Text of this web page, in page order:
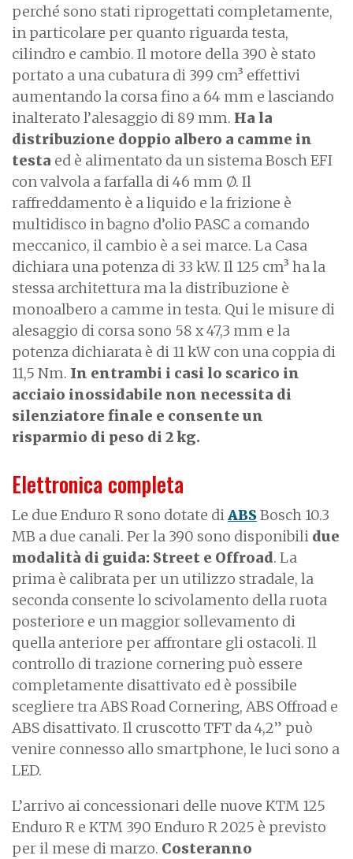
perché sono stati riprogettati completamente,
in particolare per quanto riguarda testa,
cilindro e cambio. Il motore della 390 è stato
portato a una cubatura di 399 cm³ effettivi
aumentando la corsa fino a 64 mm e lasciando
inalterato l’alesaggio di 89 mm. Ha la
distribuzione doppio albero a camme in
testa ed è alimentato da un sistema Bosch EFI
con valvola a farfalla di 46 mm Ø. Il
raffreddamento è a liquido e la frizione è
multidisco in bagno d’olio PASC a comando
meccanico, il cambio è a sei marce. La Casa
dichiara una potenza di 33 kW. Il 125 cm³ ha la
stessa architettura ma la distribuzione è
monoalbero a camme in testa. Qui le misure di
alesaggio di corsa sono 58 x 47,3 mm e la
potenza dichiarata è di 11 kW con una coppia di
11,5 Nm. In entrambi i casi lo scarico in
acciaio inossidabile non necessita di
silenziatore finale e consente un
risparmio di peso di 2 kg.
Elettronica completa
Le due Enduro R sono dotate di ABSBosch 10.3
MB a due canali. Per la 390 sono disponibili due
modalità di guida: Street e Offroad. La
prima è calibrata per un utilizzo stradale, la
seconda consente lo scivolamento della ruota
posteriore e un maggior sollevamento di
quella anteriore per affrontare gli ostacoli. Il
controllo di trazione cornering può essere
completamente disattivato ed è possibile
scegliere tra ABS Road Cornering, ABS Offroad e
ABS disattivato. Il cruscotto TFT da 4,2” può
venire connesso allo smartphone, le luci sono a
LED.
L’arrivo ai concessionari delle nuove KTM 125
Enduro R e KTM 390 Enduro R 2025 è previsto
per il mese di marzo. Costeranno